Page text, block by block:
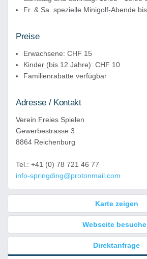
Fr. & Sa. spezielle Minigolf-Abende
Preise
Erwachsene: CHF 15
Kinder (bis 12 Jahre): CHF 10
Familienrabatte verfügbar
Adresse / Kontakt
Verein Freies Spielen
Gewerbestrasse 3
8864 Reichenburg
Tel.: +41 (0) 78 721 46 77
info-springding@protonmail.com
Karte zeigen
Webseite
Direktanfrage